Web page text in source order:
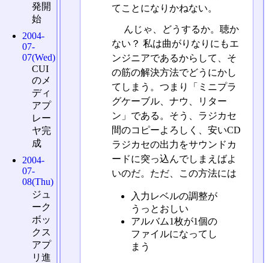
てことになりかねない。
んじゃ、どうするか。聴か
ない？ 私は曲がりなりにもエ
ンジニアであるからして、そ
の筋の解決方法でどうにかし
てしまう。つまり「ミニプラ
グケーブル、ナウ、リター
ン」である。そう、ラジカセ
間のコピーよろしく、安いCD
ラジカセの出力をサウンドカ
ードに突っ込んでしまえばよ
いのだ。ただ、この方法には
入力レベルの調整が
うっとおしい
アルバム1枚が1個の
ファイルになってし
まう
発開
始
2004-
07-
07(Wed)
CUI
のメ
ディ
アプ
レー
ヤ完
成
2004-
07-
08(Thu)
ジュ
ーク
ボッ
クス
アプ
リ進